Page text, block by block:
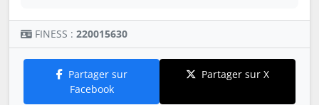
FINESS : 220015630
Partager sur
Facebook
Partager sur X